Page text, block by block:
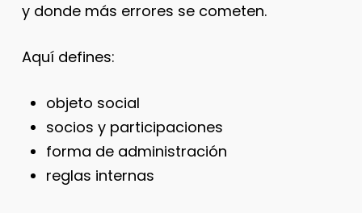
y donde más errores se cometen.
Aquí defines:
objeto social
socios y participaciones
forma de administración
reglas internas